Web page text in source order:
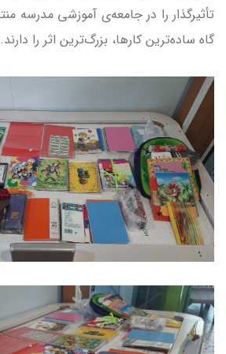
تأثیرگذار را در جامعه‌ی آموزشی مدرسه
گاه ساده‌ترین کارها، بزرگ‌ترین اثر را دارند.